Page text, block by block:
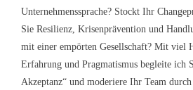
Unternehmenssprache? Stockt Ihr
Sie Resilienz, Krisenprävention und
mit einer empörten Gesellschaft? Mit viel
Erfahrung und Pragmatismus begleite ich
Akzeptanz“ und moderiere Ihr Team